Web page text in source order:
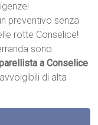
preventivo senza
rotte Conselice!
sono
a Conselice
di alta